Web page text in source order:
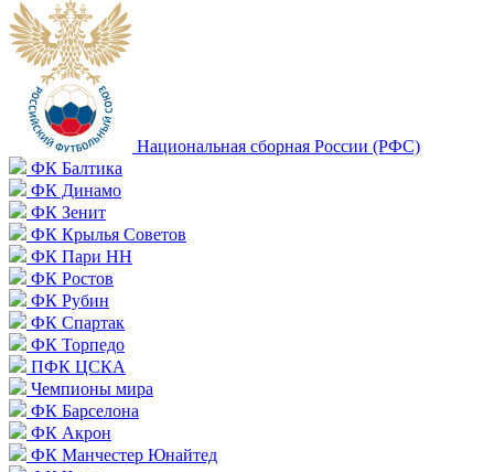
Национальная сборная России (РФС)
ФК Балтика
ФК Динамо
ФК Зенит
ФК Крылья Советов
ФК Пари НН
ФК Ростов
ФК Рубин
ФК Спартак
ФК Торпедо
ПФК ЦСКА
Чемпионы мира
ФК Барселона
ФК Акрон
ФК Манчестер Юнайтед